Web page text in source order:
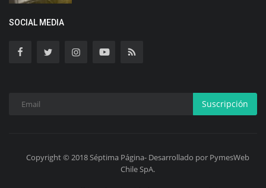
SOCIAL MEDIA
Suscripción
Copyright © 2018 Séptima Página- Desarrollado por PymesWeb
Chile SpA.